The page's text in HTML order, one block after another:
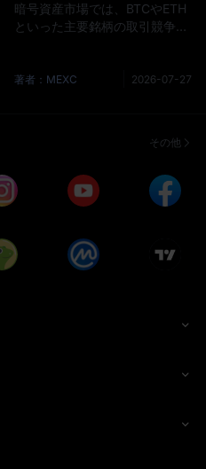
暗号資産市場では、BTCやETH
といった主要銘柄の取引競争が
は、まだ十分に探究されていな
上場しており、メジャー資産か
合型取引エコシステム」を構築
しています。これにより、グロ
の投資機会を見つけ、ニッ
著者：MEXC 2026-07-27
その他